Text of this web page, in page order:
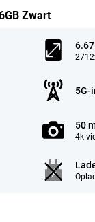
Zwart
5G-
50
4k